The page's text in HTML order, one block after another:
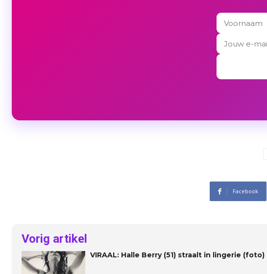
Facebook
Vorig artikel
VIRAAL: Halle Berry (51) straalt in lingerie (foto)